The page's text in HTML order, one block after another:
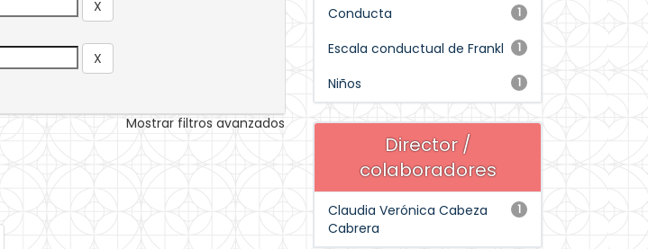
Mostrar filtros avanzados
1
Conducta
1
Escala conductual de Frankl
1
Niños
Director /
colaboradores
1
Claudia Verónica Cabeza
Cabrera